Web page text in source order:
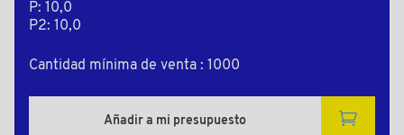
P: 10,0
P2: 10,0
Cantidad mínima de venta : 1000
Añadir a mi presupuesto